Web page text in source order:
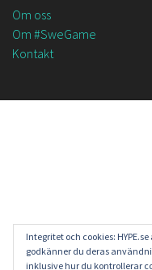
Om oss
Om #SweGame
Kontakt
Integritet och cookies:
godkänner du deras
inklusive hur du kontrollerar